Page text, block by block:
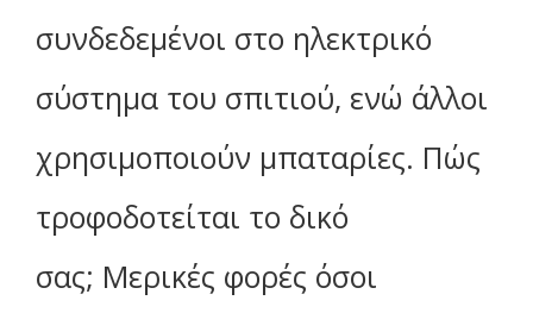
συνδεδεμένοι στο ηλεκτρικό
σύστημα του σπιτιού, ενώ άλλοι
χρησιμοποιούν μπαταρίες. Πώς
τροφοδοτείται το δικό
σας; Μερικές φορές όσοι